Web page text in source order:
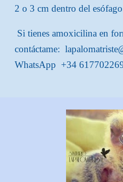
2 o 3 cm dentro del
Si tienes amoxicilina en
contáctame:
WhatsApp +34